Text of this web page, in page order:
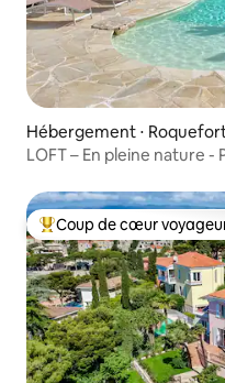
Hébergement ⋅
LOFT – En pleine nature -
Coups de cœur
Coup de cœur